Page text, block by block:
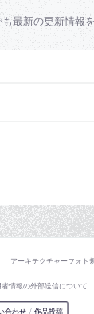
最新の更新情報を
アーキテクチャーフォト
情報の外部送信について
合わせ / 作品投稿